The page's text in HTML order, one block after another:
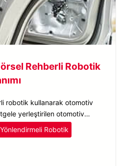
Rehberli Robotik
robotik kullanarak otomotiv
yerleştirilen otomotiv
hassasiyetle tespit eder.
Robotik